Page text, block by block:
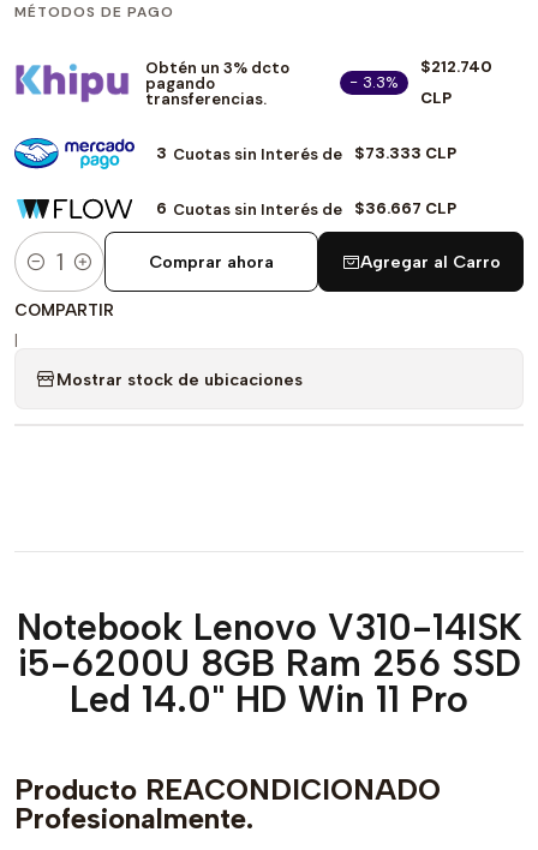
MÉTODOS DE PAGO
Obtén un 3% dcto
pagando
transferencias.
- 3.3%
$212.740
CLP
3 Cuotas sin Interés de $73.333 CLP
6 Cuotas sin Interés de $36.667 CLP
Cantidad
Agregar al Carro
Comprar ahora
COMPARTIR
|
Mostrar stock de ubicaciones
Notebook Lenovo V310-14ISK
i5-6200U 8GB Ram 256 SSD
Led 14.0" HD Win 11 Pro
Producto REACONDICIONADO
Profesionalmente.